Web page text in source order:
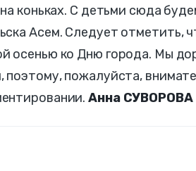
коньках. С детьми сюда
Асем. Следует отметить,
осенью ко Дню города. Мы
пожалуйста,
Анна СУВОРОВА